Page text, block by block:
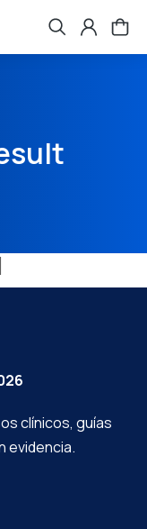
clínicos, guías
evidencia.